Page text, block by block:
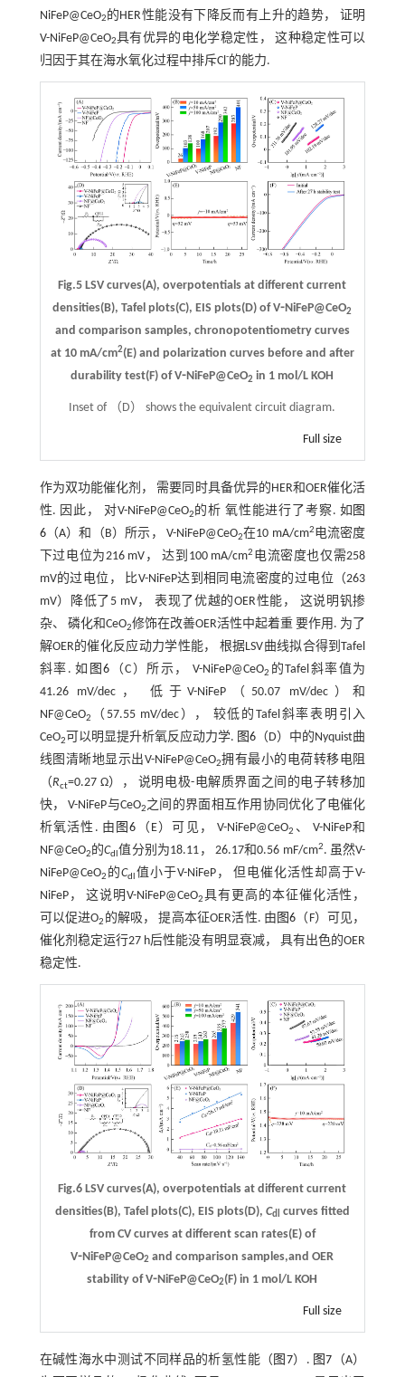
NiFeP@CeO2的HER性能没有下降反而有上升的趋势， 证明
V-NiFeP@CeO2具有优异的电化学稳定性， 这种稳定性可以
归因于其在海水氧化过程中排斥Cl -的能力.
Fig.5 LSV curves(A), overpotentials at different current
densities(B), Tafel plots(C), EIS plots(D) of V⁃NiFeP@CeO2
and comparison samples, chronopotentiometry curves
at 10 mA/cm2(E) and polarization curves before and after
durability test(F) of V⁃NiFeP@CeO2 in 1 mol/L KOH
Inset of （D） shows the equivalent circuit diagram.
Full size
作为双功能催化剂， 需要同时具备优异的HER和OER催化活
性. 因此， 对V-NiFeP@CeO2 的析 氧性能进行了考察. 如 图
6（A）和（B）所示， V-NiFeP@CeO2在10 mA/cm2电流密度
下过电位为216 mV， 达到100 mA/cm2 电流密度也仅需258
mV的过电位， 比V-NiFeP达到相同电流密度的过电位（263
mV）降低了5 mV， 表现了优越的OER性能， 这说明钒掺
杂、 磷化和CeO2修饰在改善OER活性中起着重 要作用. 为了
解OER的催化反应动力学性能， 根据LSV曲线拟合得到Tafel
斜率. 如 图6 （C）所示， V-NiFeP@CeO2 的Tafel斜率值为
41.26 mV/dec， 低于V-NiFeP（50.07 mV/dec）和
NF@CeO2
（57.55 mV/dec）， 较低的Tafel斜率表明引入
CeO2 可以明显提升析氧反应动力学. 图6 （D）中的Nyquist曲
线图清晰地显示出V-NiFeP@CeO2拥有最小的电荷转移电阻
（Rct=0.27 Ω）， 说明电极-电解质界面之间的电子转移加
快， V-NiFeP与CeO2之间的界面相互作用协同优化了电催化
析氧活性. 由 图6 （E）可见， V-NiFeP@CeO2 、 V-NiFeP和
NF@CeO2 的Cdl 值分别为18.11， 26.17和0.56 mF/cm2. 虽然V-
NiFeP@CeO2 的Cdl 值小于V-NiFeP， 但电催化活性却高于V-
NiFeP， 这说明V-NiFeP@CeO2具有更高的本征催化活性，
可以促进O2 的解吸， 提高本征OER活性. 由 图6 （F）可见，
催化剂稳定运行27 h后性能没有明显衰减， 具有出色的OER
稳定性.
Fig.6 LSV curves(A), overpotentials at different current
densities(B), Tafel plots(C), EIS plots(D), Cdl curves fitted
from CV curves at different scan rates(E) of
V⁃NiFeP@CeO2 and comparison samples,and OER
stability of V⁃NiFeP@CeO2(F) in 1 mol/L KOH
Full size
在碱性海水中测试不同样品的析氢性能（ 图7）. 图7 （A）